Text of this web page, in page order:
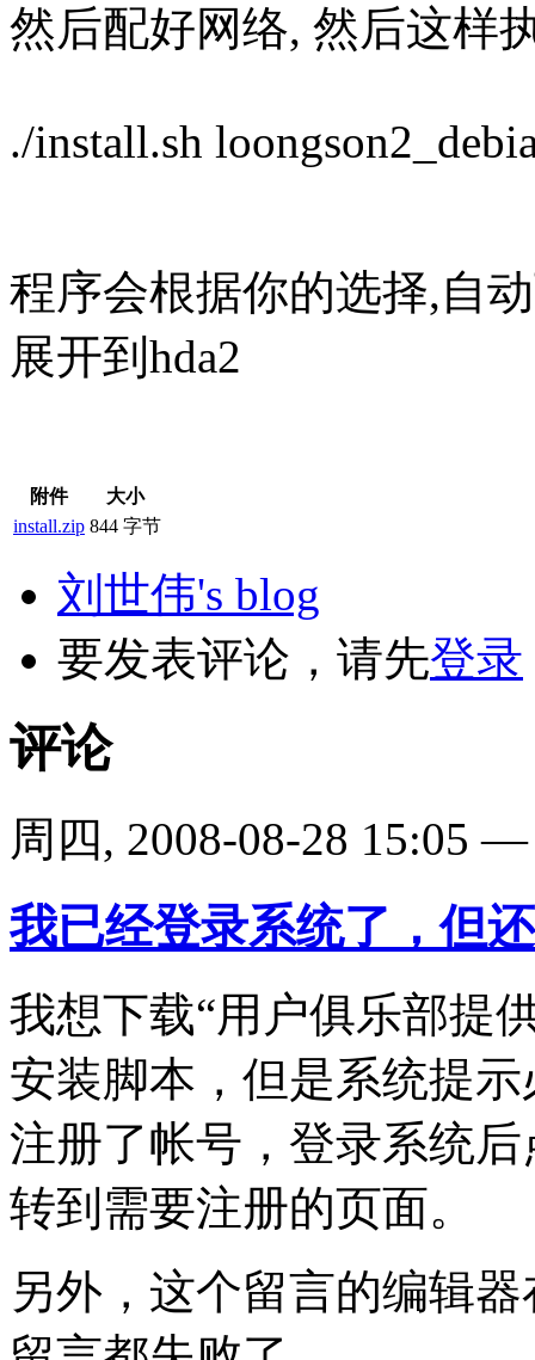
然后配好网络, 然后这样
./install.sh
程序会根据你的选择,自
展开到hda2
附件
大小
install.zip 844 字节
刘世伟's blog
要发表评论，请先登录
评论
周四, 2008-08-28 15:05
我已经登录系统了，但
我想下载“用户俱乐部提
安装脚本，但是系统提
注册了帐号，登录系统
转到需要注册的页面。
另外，这个留言的编辑